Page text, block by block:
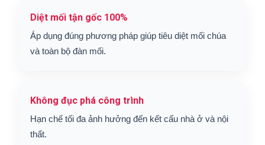
Diệt mối tận gốc 100%
Áp dụng đúng phương pháp giúp tiêu diệt mối chúa
và toàn bộ đàn mối.
Không đục phá công trình
Hạn chế tối đa ảnh hưởng đến kết cấu nhà ở và nội
thất.